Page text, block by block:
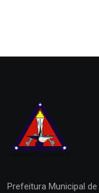
Prefeitura Municipal de